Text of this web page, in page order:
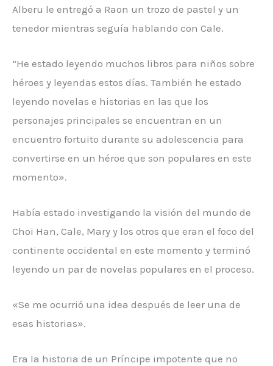
Alberu le entregó a Raon un trozo de pastel y un
tenedor mientras seguía hablando con Cale.
“He estado leyendo muchos libros para niños sobre
héroes y leyendas estos días. También he estado
leyendo novelas e historias en las que los
personajes principales se encuentran en un
encuentro fortuito durante su adolescencia para
convertirse en un héroe que son populares en este
momento».
Había estado investigando la visión del mundo de
Choi Han, Cale, Mary y los otros que eran el foco del
continente occidental en este momento y terminó
leyendo un par de novelas populares en el proceso.
«Se me ocurrió una idea después de leer una de
esas historias».
Era la historia de un Príncipe impotente que no